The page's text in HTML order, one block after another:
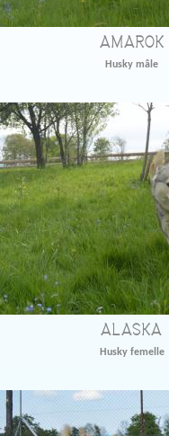
AMAROK
Husky mâle
ALASKA
Husky femelle